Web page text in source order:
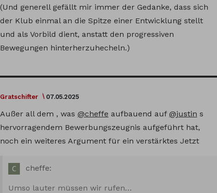
(Und generell gefällt mir immer der Gedanke, dass sich
der Klub einmal an die Spitze einer Entwicklung stellt
und als Vorbild dient, anstatt den progressiven
Bewegungen hinterherzuhecheln.)
Gratschifter 07.05.2025
Außer all dem , was @cheffe aufbauend auf @justin s
hervorragendem Bewerbungszeugnis aufgeführt hat,
noch ein weiteres Argument für ein verstärktes Jetzt
cheffe:
Umso lauter müssen wir rufen…